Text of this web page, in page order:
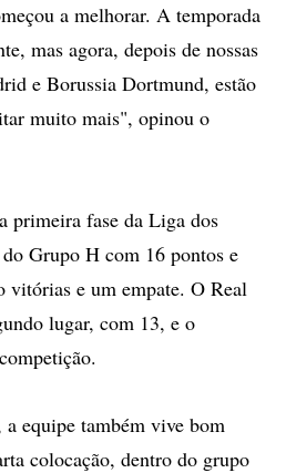
a melhorar. A temporada
mas agora, depois de nossas
e Borussia Dortmund, estão
muito mais", opinou o
primeira fase da Liga dos
Grupo H com 16 pontos e
vitórias e um empate. O Real
lugar, com 13, e o
equipe também vive bom
colocação, dentro do grupo